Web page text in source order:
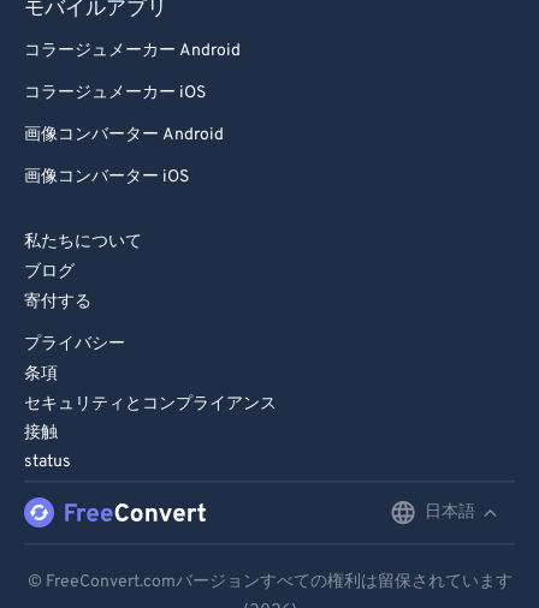
モバイルアプリ
コラージュメーカー Android
コラージュメーカー iOS
画像コンバーター Android
画像コンバーター iOS
私たちについて
ブログ
寄付する
プライバシー
条項
セキュリティとコンプライアンス
接触
status
日本語
© FreeConvert.comバージョンすべての権利は留保されています